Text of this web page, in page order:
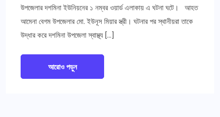
উপজেলার দশমিনা ইউনিয়নের ১ নম্বর ওয়ার্ড এলাকায় এ ঘটনা ঘটে। আহত
আমেনা বেগম উপজেলার মো. ইউনূস মিয়ার স্ত্রী। ঘটনার পর স্থানীয়রা তাকে
উদ্ধার করে দশমিনা উপজেলা স্বাস্থ্য […]
আরোও পড়ুন